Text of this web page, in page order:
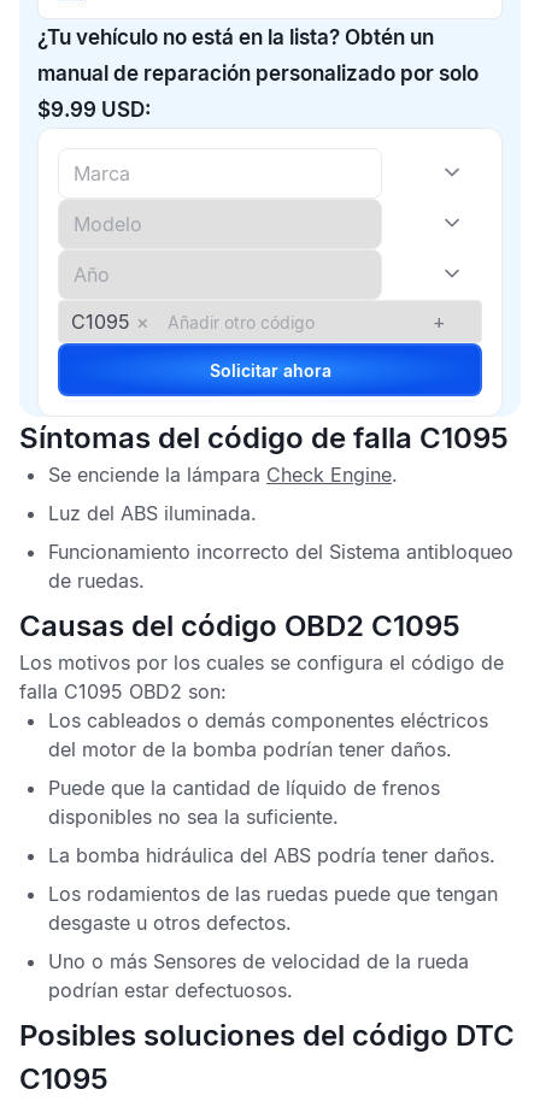
¿Tu vehículo no está en la lista? Obtén un
manual de reparación personalizado por solo
$9.99 USD:
C1095 × +
Solicitar ahora
Síntomas del código de falla C1095
Se enciende la lámpara Check Engine.
Luz del ABS iluminada.
Funcionamiento incorrecto del Sistema antibloqueo
de ruedas.
Causas del código OBD2 C1095
Los motivos por los cuales se configura el código de
falla C1095 OBD2 son:
Los cableados o demás componentes eléctricos
del motor de la bomba podrían tener daños.
Puede que la cantidad de líquido de frenos
disponibles no sea la suficiente.
La bomba hidráulica del ABS podría tener daños.
Los rodamientos de las ruedas puede que tengan
desgaste u otros defectos.
Uno o más Sensores de velocidad de la rueda
podrían estar defectuosos.
Posibles soluciones del código DTC
C1095